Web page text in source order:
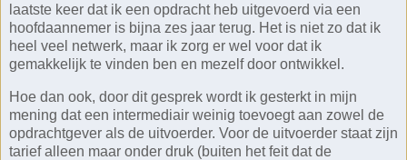
laatste keer dat ik een opdracht heb uitgevoerd via een
hoofdaannemer is bijna zes jaar terug. Het is niet zo dat ik
heel veel netwerk, maar ik zorg er wel voor dat ik
gemakkelijk te vinden ben en mezelf door ontwikkel.
Hoe dan ook, door dit gesprek wordt ik gesterkt in mijn
mening dat een intermediair weinig toevoegt aan zowel de
opdrachtgever als de uitvoerder. Voor de uitvoerder staat zijn
tarief alleen maar onder druk (buiten het feit dat de